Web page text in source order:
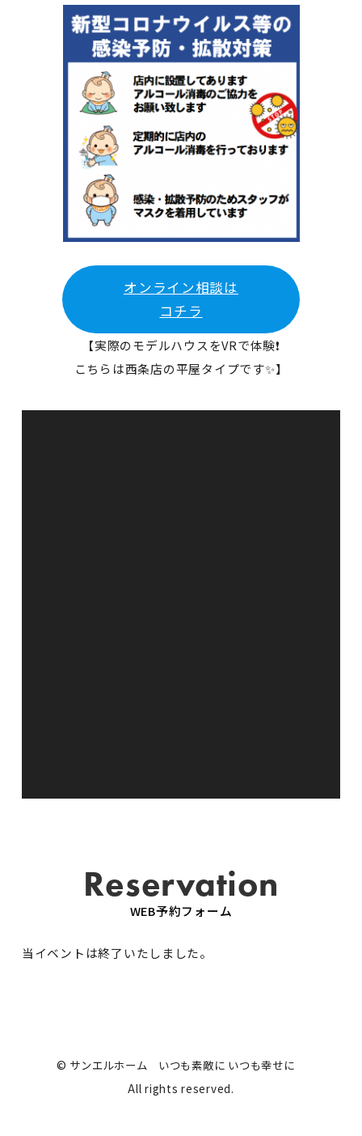
オンライン相談は
コチラ
【実際のモデルハウスをVRで体験❗
こちらは西条店の平屋タイプです✨】
Reservation
WEB予約フォーム
当イベントは終了いたしました。
© サンエルホーム いつも素敵に いつも幸せに
All rights reserved.